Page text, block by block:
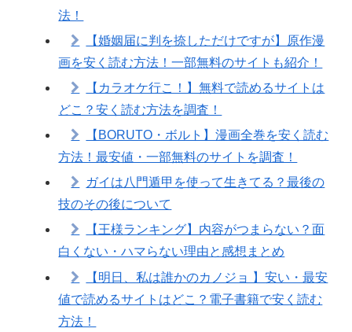
法！
【婚姻届に判を捺しただけですが】原作漫
画を安く読む方法！一部無料のサイトも紹介！
【カラオケ行こ！】無料で読めるサイトは
どこ？安く読む方法を調査！
【BORUTO・ボルト】漫画全巻を安く読む
方法！最安値・一部無料のサイトを調査！
ガイは八門遁甲を使って生きてる？最後の
技のその後について
【王様ランキング】内容がつまらない？面
白くない・ハマらない理由と感想まとめ
【明日、私は誰かのカノジョ 】安い・最安
値で読めるサイトはどこ？電子書籍で安く読む
方法！